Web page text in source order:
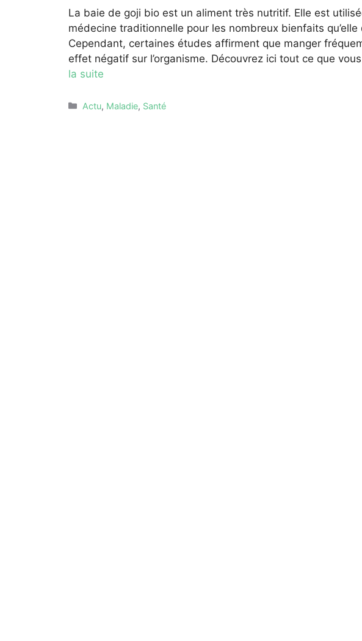
La baie de goji bio est un aliment très nutritif. Elle est
médecine traditionnelle pour les nombreux bienfaits
Cependant, certaines études affirment que manger
effet négatif sur l’organisme. Découvrez ici tout ce que
la suite
Catégories
Actu, Maladie, Santé